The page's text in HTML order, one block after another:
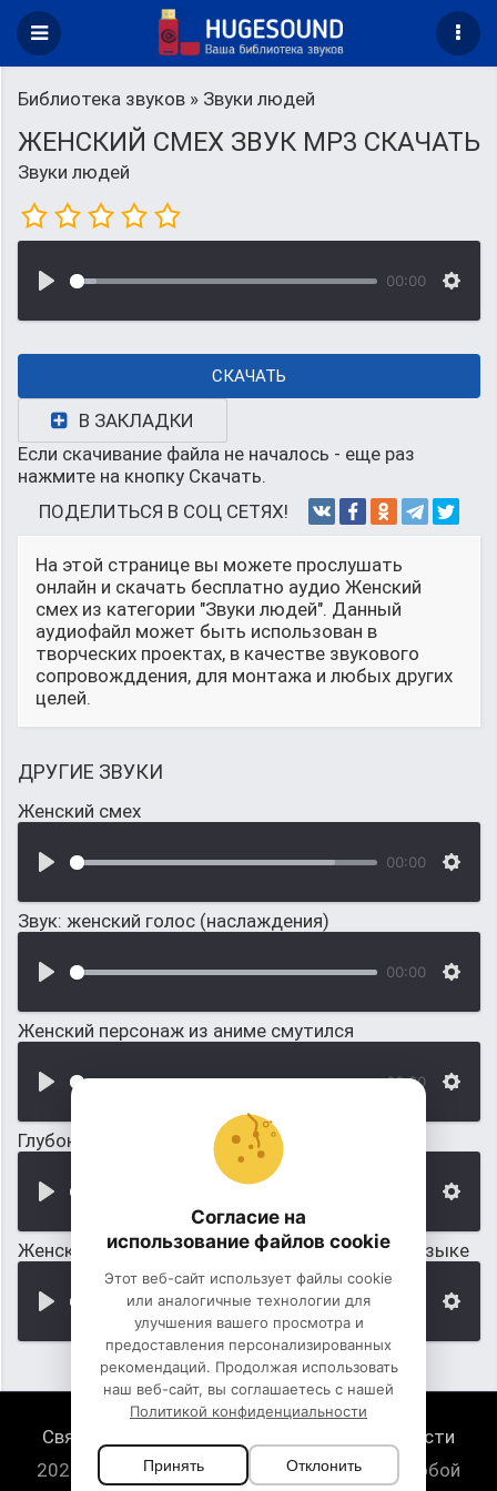
Библиотека звуков » Звуки людей
ЖЕНСКИЙ СМЕХ ЗВУК MP3 СКАЧАТЬ
Звуки людей
00:00
СКАЧАТЬ
В ЗАКЛАДКИ
Если скачивание файла не началось - еще раз
нажмите на кнопку Скачать.
ПОДЕЛИТЬСЯ В СОЦ СЕТЯХ!
На этой странице вы можете прослушать
онлайн и скачать бесплатно аудио Женский
смех из категории "Звуки людей". Данный
аудиофайл может быть использован в
творческих проектах, в качестве звукового
сопровожддения, для монтажа и любых других
целей.
ДРУГИЕ ЗВУКИ
Женский смех
00:00
Звук: женский голос (наслаждения)
00:00
Женский персонаж из аниме смутился
00:00
Глубокий женский вдох, выдох онлайн
Женский голос говорит: Чао на итальянском языке
Связь с нами
Политика конфиденциальности
2026 HugeSounds.com - скачать звуки на любой
Согласие на
использование файлов cookie
Этот веб-сайт использует файлы cookie
или аналогичные технологии для
улучшения вашего просмотра и
предоставления персонализированных
рекомендаций. Продолжая использовать
наш веб-сайт, вы соглашаетесь с нашей
Политикой конфиденциальности
Принять Отклонить